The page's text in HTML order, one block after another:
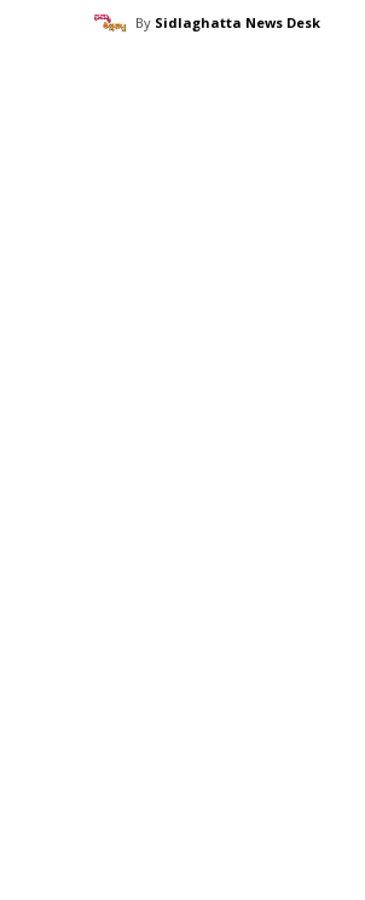
By Sidlaghatta News Desk